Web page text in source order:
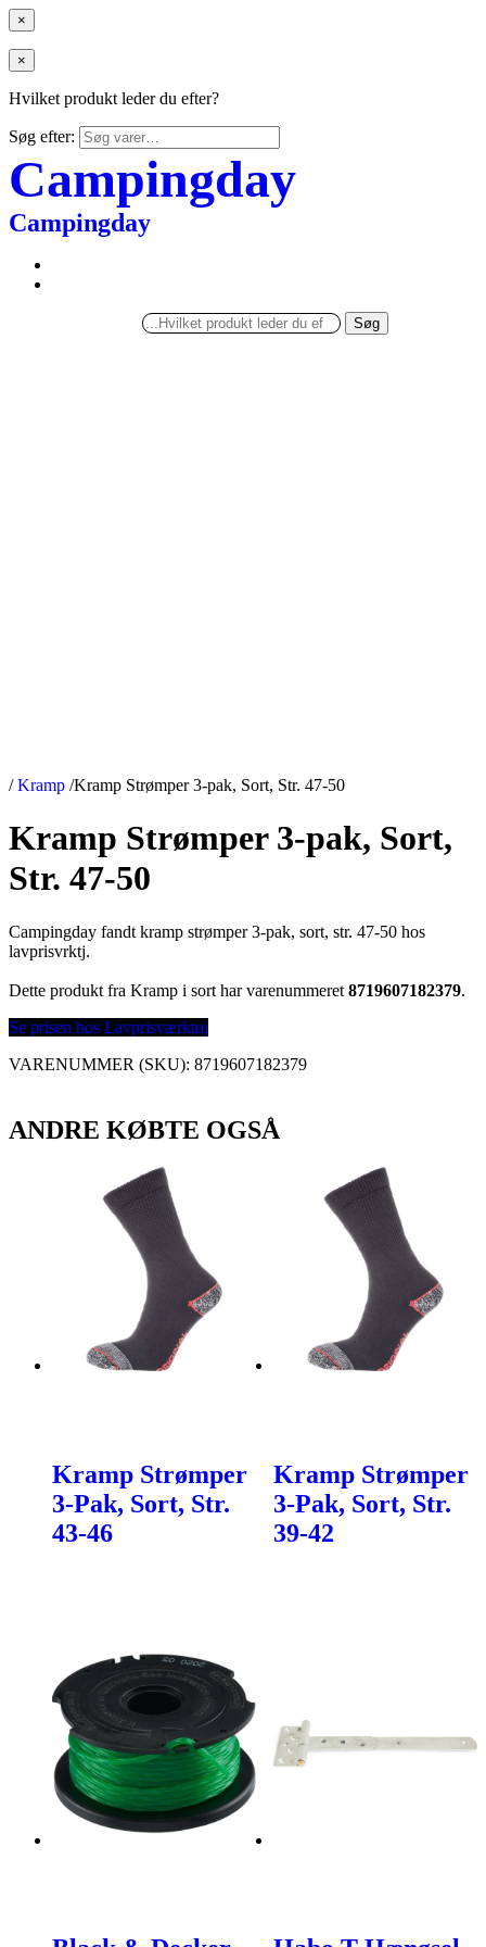
×
×
Hvilket produkt leder du efter?
Søg efter:
Campingday
Campingday
Søg
/ Kramp /Kramp Strømper 3-pak, Sort, Str. 47-50
Kramp Strømper 3-pak, Sort,
Str. 47-50
Campingday fandt kramp strømper 3-pak, sort, str. 47-50 hos
lavprisvrktj.
Dette produkt fra Kramp i sort har varenummeret 8719607182379.
Se prisen hos Lavprisværktøj
VARENUMMER (SKU): 8719607182379
ANDRE KØBTE OGSÅ
Kramp Strømper
3-Pak, Sort, Str.
43-46
Kramp Strømper
3-Pak, Sort, Str.
39-42